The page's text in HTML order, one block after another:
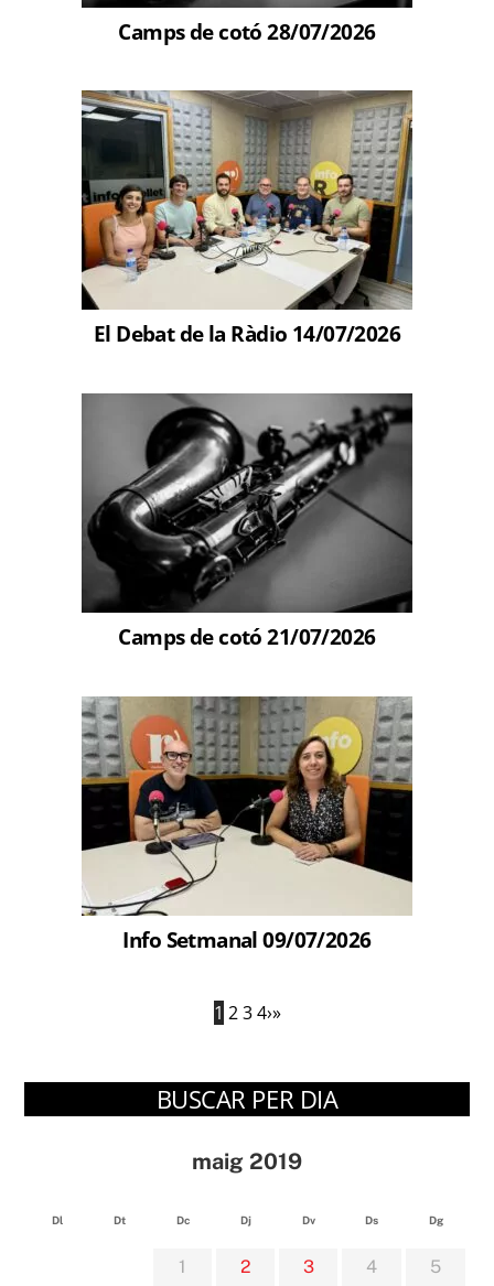
Camps de cotó 28/07/2026
El Debat de la Ràdio 14/07/2026
Camps de cotó 21/07/2026
Info Setmanal 09/07/2026
1 2 3 4›»
BUSCAR PER DIA
maig 2019
Dl Dt Dc Dj Dv Ds Dg
1 2 3 4 5